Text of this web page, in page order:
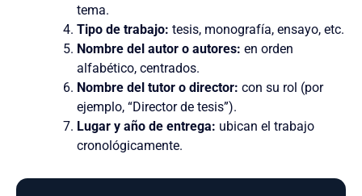
tema.
Tipo de trabajo: tesis, monografía, ensayo, etc.
Nombre del autor o autores: en orden
alfabético, centrados.
Nombre del tutor o director: con su rol (por
ejemplo, “Director de tesis”).
Lugar y año de entrega: ubican el trabajo
cronológicamente.